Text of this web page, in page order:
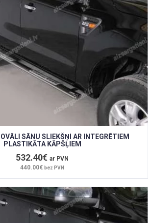
SĀNU SLIEKŠŅI AR INTEGRĒTIEM
PLASTIKĀTA KĀPŠĻIEM
532.40€ ar PVN
440.00€ bez PVN